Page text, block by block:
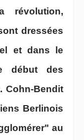
révolution,
dressées
et dans le
début des
Cohn-Bendit
Berlinois
au